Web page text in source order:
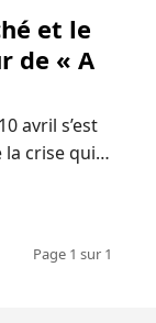
et le
de « A
avril s’est
la crise qui
à
Page 1 sur 1